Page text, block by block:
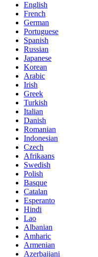
English
French
German
Portuguese
Spanish
Russian
Japanese
Korean
Arabic
Irish
Greek
Turkish
Italian
Danish
Romanian
Indonesian
Czech
Afrikaans
Swedish
Polish
Basque
Catalan
Esperanto
Hindi
Lao
Albanian
Amharic
Armenian
Azerbaijani